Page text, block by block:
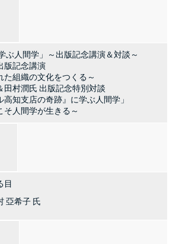
ぶ人間学」～出版記念講演＆対談～
版記念講演
た組織の文化をつくる～
田村潤氏 出版記念特別対談
高知支店の奇跡』に学ぶ人間学」
そ人間学が生きる～
目
亞希子 氏